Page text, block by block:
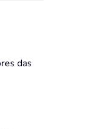
das